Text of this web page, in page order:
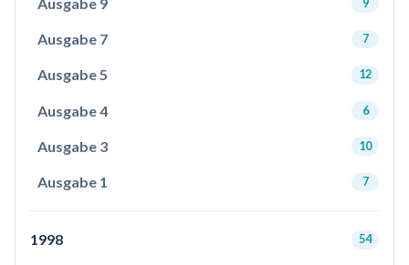
9
Ausgabe 7 7
Ausgabe 5 12
Ausgabe 4 6
Ausgabe 3 10
Ausgabe 1 7
1998 54